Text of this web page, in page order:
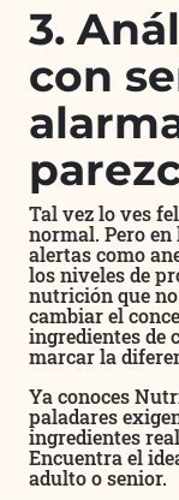
3.
con
Tal vez lo ves
normal. Pero en
alertas como
los niveles de
nutrición que
cambiar el
ingredientes de
marcar la
Ya conoces
paladares
ingredientes
Encuentra el
adulto o senior.